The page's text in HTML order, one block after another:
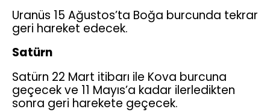
Uranüs 15 Ağustos’ta Boğa burcunda tekrar
geri hareket edecek.
Satürn
Satürn 22 Mart itibarı ile Kova burcuna
geçecek ve 11 Mayıs’a kadar ilerledikten
sonra geri harekete geçecek.